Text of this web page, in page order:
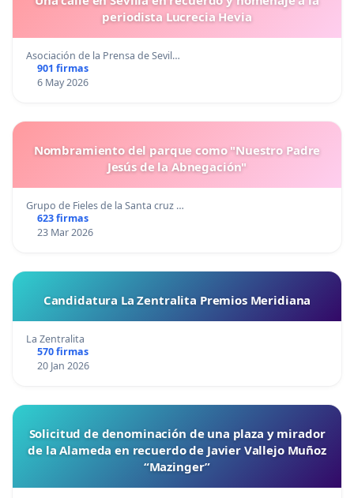
periodista Lucrecia Hevia
Asociación de la Prensa de Sevil…
901 firmas
6 May 2026
Nombramiento del parque como "Nuestro Padre
Jesús de la Abnegación"
Grupo de Fieles de la Santa cruz …
623 firmas
23 Mar 2026
Candidatura La Zentralita Premios Meridiana
La Zentralita
570 firmas
20 Jan 2026
Solicitud de denominación de una plaza y mirador
de la Alameda en recuerdo de Javier Vallejo Muñoz
“Mazinger”